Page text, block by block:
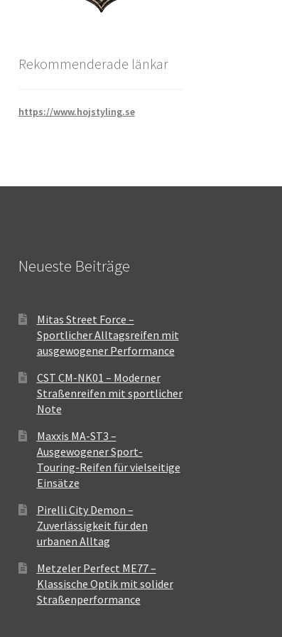
Rekommenderade länkar
https://www.hojstyling.se
Neueste Beiträge
Mitas Street Force –
Sportlicher Alltagsreifen mit
ausgewogener Performance
CST CM-NK01 – Moderner
Straßenreifen mit sportlicher
Note
Maxxis MA-ST3 –
Ausgewogener Sport-
Touring-Reifen für vielseitige
Einsätze
Pirelli City Demon –
Zuverlässigkeit für den
urbanen Alltag
Metzeler Perfect ME77 –
Klassische Optik mit solider
Straßenperformance